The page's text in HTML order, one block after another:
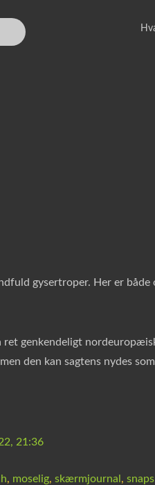
gysertroper. Her er
ret genkendeligt
den kan sagtens nydes
21:36
, moselig, skærmjournal , snaps